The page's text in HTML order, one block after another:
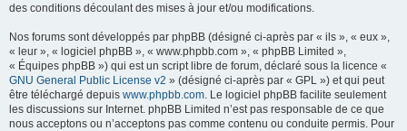
des conditions découlant des mises à jour et/ou modifications.
Nos forums sont développés par phpBB (désigné ci-après par « ils », « eux »,
« leur », « logiciel phpBB », « www.phpbb.com », « phpBB Limited »,
« Équipes phpBB ») qui est un script libre de forum, déclaré sous la licence «
GNU General Public License v2 » (désigné ci-après par « GPL ») et qui peut
être téléchargé depuis www.phpbb.com. Le logiciel phpBB facilite seulement
les discussions sur Internet. phpBB Limited n’est pas responsable de ce que
nous acceptons ou n’acceptons pas comme contenu ou conduite permis. Pour